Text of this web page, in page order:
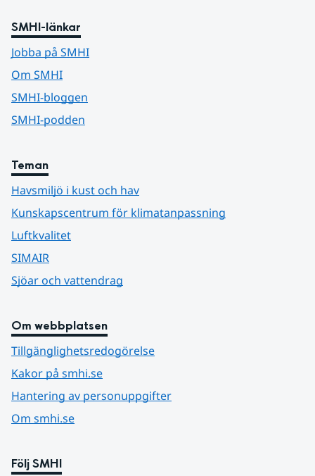
SMHI-länkar
Jobba på SMHI
Om SMHI
SMHI-bloggen
SMHI-podden
Teman
Havsmiljö i kust och hav
Kunskapscentrum för klimatanpassning
Luftkvalitet
SIMAIR
Sjöar och vattendrag
Om webbplatsen
Tillgänglighetsredogörelse
Kakor på smhi.se
Hantering av personuppgifter
Om smhi.se
Följ SMHI